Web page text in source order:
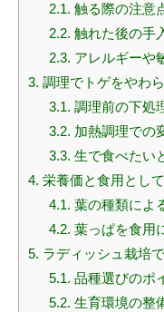
2.1. 触る際の注意
2.2. 触れた後の手
2.3. アレルギーや
3. 調理でトゲをやわ
3.1. 調理前の下処
3.2. 加熱調理での
3.3. 生で食べたい
4. 栄養価と食用とし
4.1. 葉の種類によ
4.2. 葉っぱを食用
5. ラディッシュ栽培
5.1. 品種選びのポ
5.2. 生育環境の整